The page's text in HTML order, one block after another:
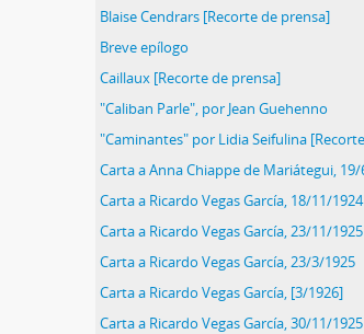
Blaise Cendrars [Recorte de prensa]
Breve epílogo
Caillaux [Recorte de prensa]
"Caliban Parle", por Jean Guehenno
Carta a Ricardo Vegas García, 18/11/1924
Carta a Ricardo Vegas García, 23/11/1925
Carta a Ricardo Vegas García, 23/3/1925
Carta a Ricardo Vegas García, [3/1926]
Carta a Ricardo Vegas García, 30/11/1925